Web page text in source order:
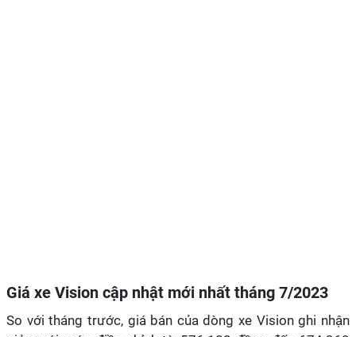
Giá xe Vision cập nhật mới nhất tháng 7/2023
So với tháng trước, giá bán của dòng xe Vision ghi nhận